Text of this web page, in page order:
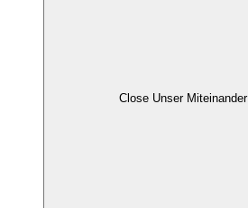
Close Unser Miteinander